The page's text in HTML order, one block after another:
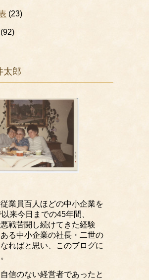
(23)
(92)
太郎
業員百人ほどの中小企業を
来今日までの45年間、
悪戦苦闘し続けてきた経験
る中小企業の社長・二世の
ればと思い、このブログに
信のない経営者であったと